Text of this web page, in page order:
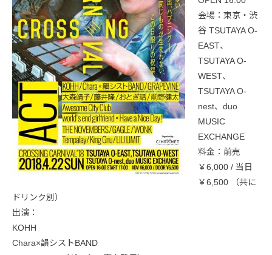
会場：東京・渋
谷 TSUTAYA O-
EAST、
TSUTAYA O-
WEST、
TSUTAYA O-
nest、duo
MUSIC
EXCHANGE
料金：前売
￥6,000 / 当日
￥6,500 （共に
ドリンク別）
出演：
KOHH
Chara×韻シストBAND